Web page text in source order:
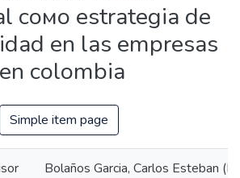
coмо estrategia de
en las empresas
colombia
Simple item page
Bolaños Garcia, Carlos Esteban